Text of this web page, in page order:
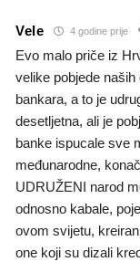
Vele 4 godine prije
Evo malo priče iz
velike pobjede
bankara, a to je
desetljetna, ali je
banke ispucale sve
međunarodne,
UDRUŽENI narod
odnosno kabale,
ovom svijetu,
one koji su dizali